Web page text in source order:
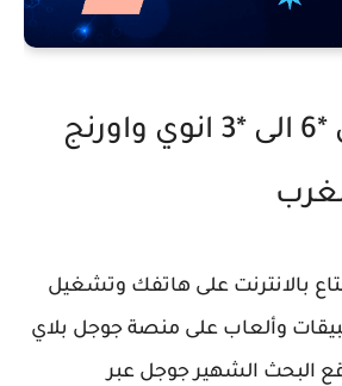
تطبيق تحويل *6 الى *3 انوي واورنج
بالانترنت على هاتفك وتشغيل
وألعاب على منصة جوجل بلاي
البحث الشهير جوجل عبر